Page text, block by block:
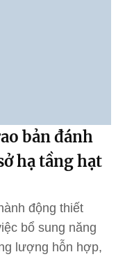
bản đánh
hạ tầng hạt
động thiết
bổ sung năng
lượng hỗn hợp,